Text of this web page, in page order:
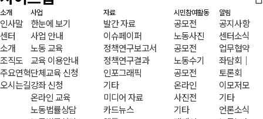
소개
인사말
센터
소개
조직도
주요연혁
오시는길
사업
한눈에 보기
사업 안내
노동 교육
교육 이용안내
단체교육 신청
강좌 신청
온라인 교육
노동법률상담
자료
발간 자료
이슈페이퍼
정책연구보고서
정책연구결과
인포그래픽
기타
미디어 자료
카드뉴스
시민참여활동
공모전
노동사진
공모전
노동수기
공모전
온라인
사진전
기타
알림
공지사항
센터소식
업무협약
좌담회｜
토론회
이모저모
기타
언론소식